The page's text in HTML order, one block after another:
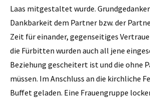
Laas mitgestaltet wurde.
Dankbarkeit dem Partner bzw. der
Zeit für einander, gegenseitiges
die Fürbitten wurden auch all jene
Beziehung gescheitert ist und die ohne
müssen. Im Anschluss an die kirchliche
Buffet geladen. Eine Frauengruppe